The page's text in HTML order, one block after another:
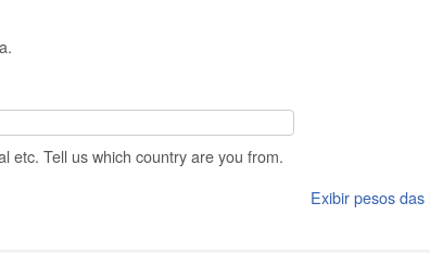
etc. Tell us which country are you from.
Exibir pesos das